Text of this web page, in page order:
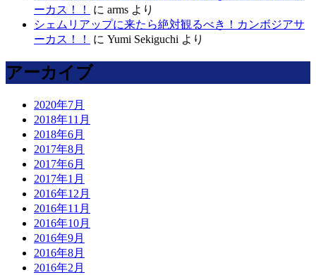
ーカス！！
に arms より
シェムリアップに来たら絶対観るべき！カンボジアサ
ーカス！！
に Yumi Sekiguchi より
アーカイブ
2020年7月
2018年11月
2018年6月
2017年8月
2017年6月
2017年1月
2016年12月
2016年11月
2016年10月
2016年9月
2016年8月
2016年2月